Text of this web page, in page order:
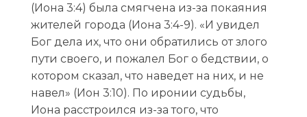
(Иона 3:4) была смягчена из-за покаяния
жителей города (Иона 3:4-9). «И увидел
Бог дела их, что они обратились от злого
пути своего, и пожалел Бог о бедствии, о
котором сказал, что наведет на них, и не
навел» (Ион 3:10). По иронии судьбы,
Иона расстроился из-за того, что